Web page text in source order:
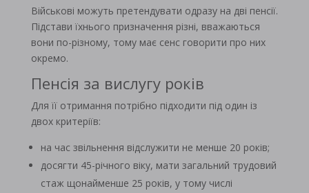
Військові можуть претендувати одразу на дві пенсії.
Підстави їхнього призначення різні, вважаються
вони по-різному, тому має сенс говорити про них
окремо.
Пенсія за вислугу років
Для її отримання потрібно підходити під один із
двох критеріїв:
на час звільнення відслужити не менше 20 років;
досягти 45-річного віку, мати загальний трудовий
стаж щонайменше 25 років, у тому числі